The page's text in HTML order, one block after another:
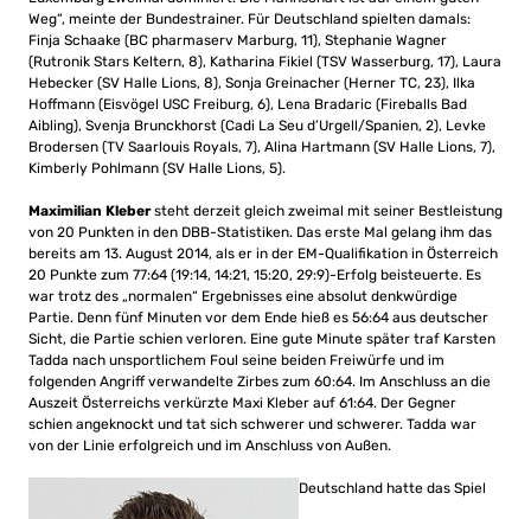
Weg“, meinte der Bundestrainer. Für Deutschland spielten damals:
Finja Schaake (BC pharmaserv Marburg, 11), Stephanie Wagner
(Rutronik Stars Keltern, 8), Katharina Fikiel (TSV Wasserburg, 17), Laura
Hebecker (SV Halle Lions, 8), Sonja Greinacher (Herner TC, 23), Ilka
Hoffmann (Eisvögel USC Freiburg, 6), Lena Bradaric (Fireballs Bad
Aibling), Svenja Brunckhorst (Cadi La Seu d’Urgell/Spanien, 2), Levke
Brodersen (TV Saarlouis Royals, 7), Alina Hartmann (SV Halle Lions, 7),
Kimberly Pohlmann (SV Halle Lions, 5).
Maximilian Klebersteht derzeit gleich zweimal mit seiner Bestleistung
von 20 Punkten in den DBB-Statistiken. Das erste Mal gelang ihm das
bereits am 13. August 2014, als er in der EM-Qualifikation in Österreich
20 Punkte zum 77:64 (19:14, 14:21, 15:20, 29:9)-Erfolg beisteuerte. Es
war trotz des „normalen“ Ergebnisses eine absolut denkwürdige
Partie. Denn fünf Minuten vor dem Ende hieß es 56:64 aus deutscher
Sicht, die Partie schien verloren. Eine gute Minute später traf Karsten
Tadda nach unsportlichem Foul seine beiden Freiwürfe und im
folgenden Angriff verwandelte Zirbes zum 60:64. Im Anschluss an die
Auszeit Österreichs verkürzte Maxi Kleber auf 61:64. Der Gegner
schien angeknockt und tat sich schwerer und schwerer. Tadda war
von der Linie erfolgreich und im Anschluss von Außen.
Deutschland hatte das Spiel